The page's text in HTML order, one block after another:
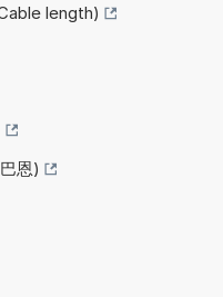
length)
恩)